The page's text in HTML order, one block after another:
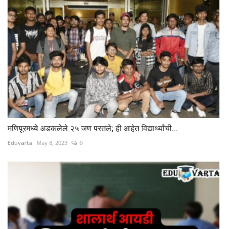
मणिपूरमध्ये अडकलेले २५ जण परतले; ही आहेत विद्यार्थ्यांची...
Eduvarta May 8, 2023 0